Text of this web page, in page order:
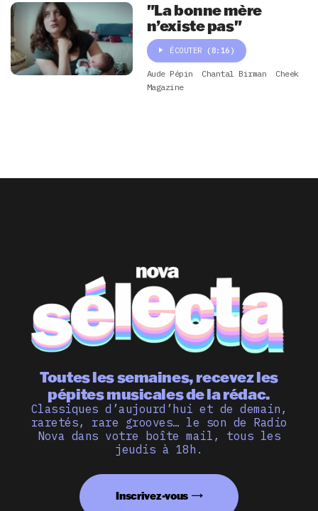
"La bonne mère
n’existe pas"
ÉCOUTER (8:16)
Aude Pépin Chantal Birman
Cheek
Magazine
Toutes les semaines, recevez les
pépites musicales de la rédac.
Classiques d’aujourd’hui et de demain,
raretés, rare grooves… le son de Radio
Nova dans votre boîte mail, tous les
jeudis à 18h.
Inscrivez-vous